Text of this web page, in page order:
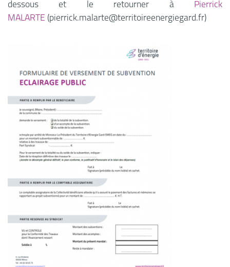
dessous et le retourner à
Pierrick
MALARTE (pierrick.malarte@territoireenergiegard.fr)